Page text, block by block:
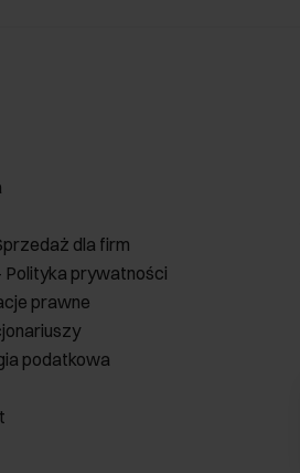
dla firm
Polityka prywatności
prawne
podatkowa